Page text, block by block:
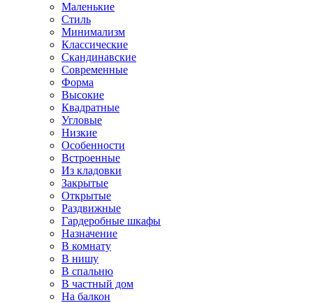
Маленькие
Стиль
Минимализм
Классические
Скандинавские
Современные
Форма
Высокие
Квадратные
Угловые
Низкие
Особенности
Встроенные
Из кладовки
Закрытые
Открытые
Раздвижные
Гардеробные шкафы
Назначение
В комнату
В нишу
В спальню
В частный дом
На балкон